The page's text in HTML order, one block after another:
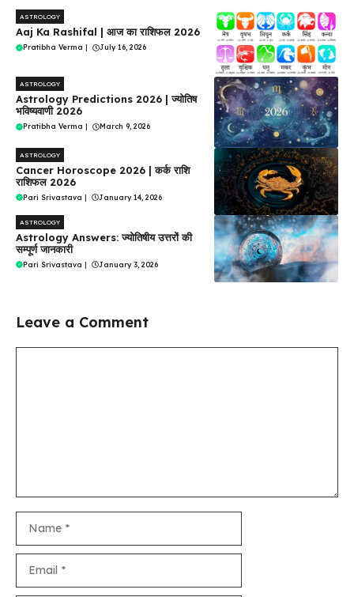
ASTROLOGY
Aaj Ka Rashifal | आज का राशिफल 2026
Pratibha Verma | July 16, 2026
ASTROLOGY
Astrology Predictions 2026 | ज्योतिष
भविष्यवाणी 2026
Pratibha Verma | March 9, 2026
ASTROLOGY
Cancer Horoscope 2026 | कर्क राशि
राशिफल 2026
Pari Srivastava | January 14, 2026
ASTROLOGY
Astrology Answers: ज्योतिषीय उत्तरों की
सम्पूर्ण जानकारी
Pari Srivastava | January 3, 2026
Leave a Comment